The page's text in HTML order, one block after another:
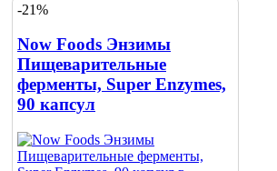
-21%
Now Foods Энзимы
Пищеварительные
ферменты, Super Enzymes,
90 капсул